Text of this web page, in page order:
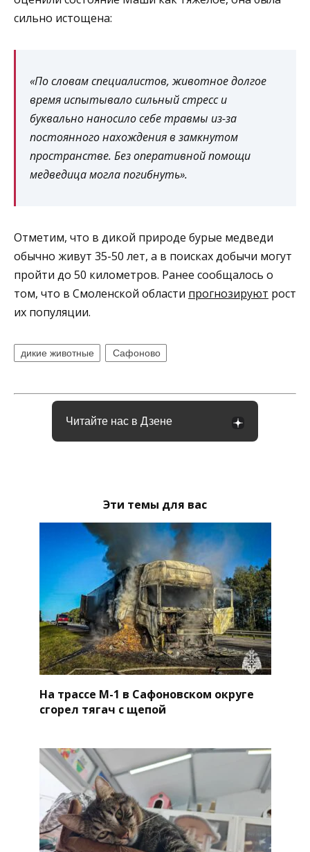
сильно истощена:
«По словам специалистов, животное долгое
время испытывало сильный стресс и
буквально наносило себе травмы из-за
постоянного нахождения в замкнутом
пространстве. Без оперативной помощи
медведица могла погибнуть».
Отметим, что в дикой природе бурые медведи
обычно живут 35-50 лет, а в поисках добычи могут
пройти до 50 километров. Ранее сообщалось о
том, что в Смоленской области прогнозируют рост
их популяции.
дикие животные Сафоново
Читайте нас в Дзене
Эти темы для вас
На трассе М-1 в Сафоновском округе
сгорел тягач с щепой